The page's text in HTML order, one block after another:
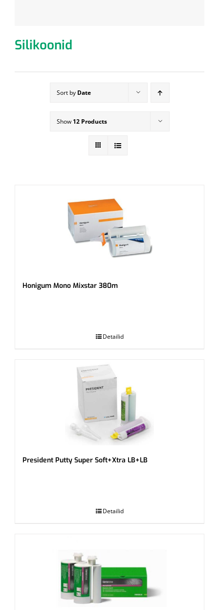
Silikoonid
Sort by Date
Show 12 Products
Honigum Mono Mixstar 380m
Detailid
President Putty Super Soft+Xtra LB+LB
Detailid